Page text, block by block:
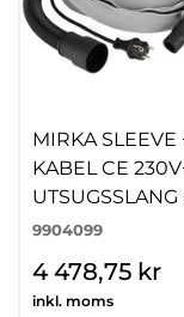
MIRKA SLEEVE
KABEL CE
UTSUGSSLANG
9904099
4 478,75 kr
inkl. moms